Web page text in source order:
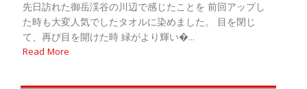
先日訪れた御岳渓谷の川辺で感じたことを 前回アップし
た時も大変人気でしたタオルに染めました。 目を閉じ
て、再び目を開けた時 緑がより輝い�...
Read More